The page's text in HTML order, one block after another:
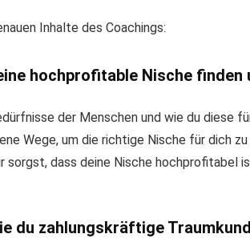
Inhalte des Coachings:
hochprofitable Nische
der Menschen und wie du diese
Wege, um die richtige Nische für dich
sorgst, dass deine Nische hochprofitabel
du zahlungskräftige